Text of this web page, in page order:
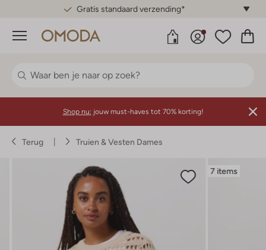
Gratis standaard verzending*
Menu
Shop nu: jouw must-haves tot 70% korting!
Terug Truien & Vesten Dames
7 items